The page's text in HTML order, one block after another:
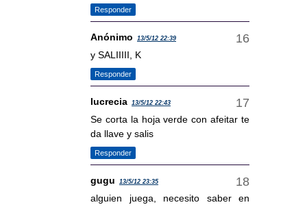
Responder
Anónimo 13/5/12 22:39
y SALIIIII, K
Responder
lucrecia 13/5/12 22:43
Se corta la hoja verde con afeitar te
da llave y salis
Responder
gugu 13/5/12 23:35
alguien juega, necesito saber en